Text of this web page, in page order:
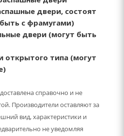
двери, состоят
с фрамугами)
двери (могут быть
открытого типа (могут
справочно и не
Производители оставляют за
вид, характеристики и
не уведомляя